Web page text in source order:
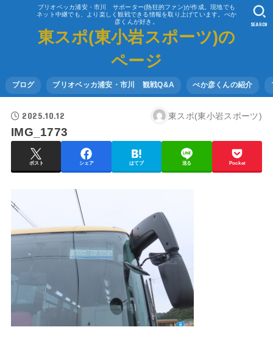
ブリオベッカ浦安・市川 サポーター(熱狂的ファン)が作成。現地でも
ネット中継でも、より楽しく観戦できる情報を取り上げています。べか
彦くんが好き。
東スポ(東小岩スポーツ)の
ページ
ブログ ブリオベッカ浦安・市川 観戦Q&A べか彦くんの紹介
SEARCH
2025.10.12 東スポ(東小岩スポーツ)
IMG_1773
ポスト シェア はてブ 送る Pocket